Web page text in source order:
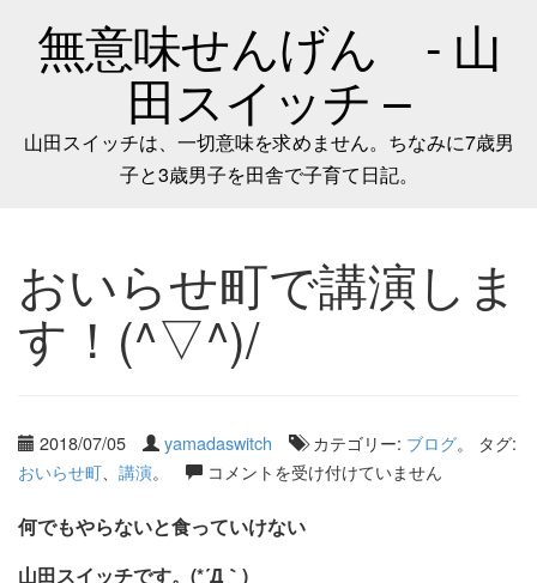
無意味せんげん - 山
田スイッチ –
山田スイッチは、一切意味を求めません。ちなみに7歳男
子と3歳男子を田舎で子育て日記。
おいらせ町で講演しま
す！(^▽^)/
2018/07/05 yamadaswitch カテゴリー: ブログ。 タグ:
おいらせ町
講演。 コメントを受け付けていません
何でもやらないと食っていけない
山田スイッチです。(*´Д｀)